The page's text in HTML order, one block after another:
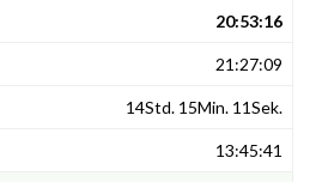
20:53:16
21:27:09
14Std. 15Min. 11Sek.
13:45:41